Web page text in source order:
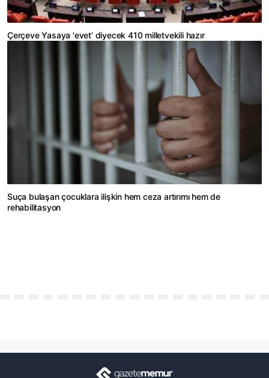
Çerçeve Yasaya 'evet’ diyecek 410 milletvekili hazır
Suça bulaşan çocuklara ilişkin hem ceza artırımı hem de
rehabilitasyon